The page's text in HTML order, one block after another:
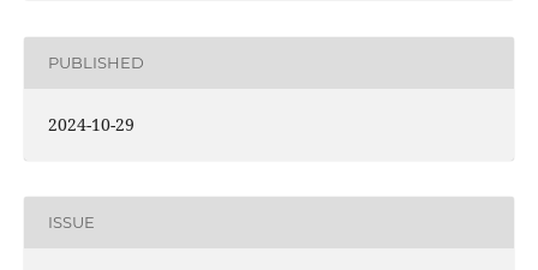
PUBLISHED
2024-10-29
ISSUE